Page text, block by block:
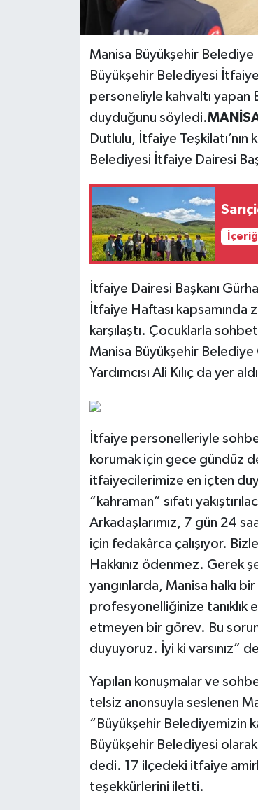
Manisa Büyükşehir Belediye
Büyükşehir Belediyesi
personeliyle kahvaltı yapan
duyduğunu söyledi.
Dutlulu, İtfaiye Teşkilatı’nın
Belediyesi İtfaiye Dairesi
İtfaiye Dairesi Başkanı
İtfaiye Haftası
karşılaştı. Çocuklarla
Manisa Büyükşehir
Yardımcısı Ali Kılıç da yer
İtfaiye personelleriyle
korumak için gece gündüz
itfaiyecilerimize en içten
“kahraman” sıfatı
Arkadaşlarımız, 7 gün 24
için fedakârca çalışıyor.
Hakkınız ödenmez. Gerek
yangınlarda, Manisa halkı
profesyonelliğinize tanıklık
etmeyen bir görev. Bu
duyuyoruz. İyi ki varsınız”
Yapılan konuşmalar ve
telsiz anonsuyla seslenen
“Büyükşehir Belediyemizin
Büyükşehir Belediyesi
dedi. 17 ilçedeki itfaiye
teşekkürlerini iletti.